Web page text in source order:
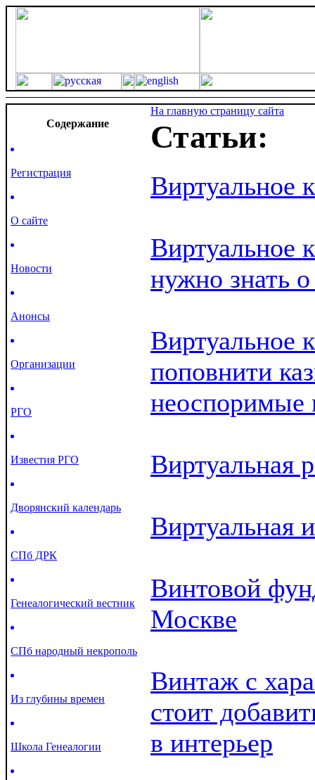
Cодержание
Регистрация
О сайте
Новости
Анонсы
Организации
РГО
Известия РГО
Дворянский календарь
СПб ДРК
Генеалогический вестник
СПб народный некрополь
Из глубины времен
Школа Генеалогии
На главную страницу сайта
Статьи:
Виртуальное
Виртуальное
нужно знать
Виртуальное
поповнити
неоспоримые
Виртуальная
Виртуальная
Винтовой
Москве
Винтаж с
стоит
в интерьер